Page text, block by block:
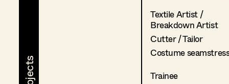
Textile Artist /
Breakdown Artist
Cutter / Tailor
Costume
Trainee